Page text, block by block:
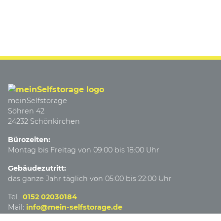
meinSelfstorage
Söhren 42
24232 Schönkirchen
Bürozeiten:
Montag bis Freitag von 09:00 bis 18:00 Uhr
Gebäudezutritt:
das ganze Jahr täglich von 05:00 bis 22:00 Uhr
Tel.: 0152 02030184
Mail: info@mein-selfstorage.de